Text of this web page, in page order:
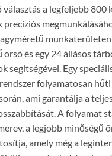
választás a legfeljebb 800
precíziós
orsó és egy 24 állásos
segítségével. Egy
folyamatosan hűti
ami garantálja a
A folyamat
a legjobb minőségű
amely még a